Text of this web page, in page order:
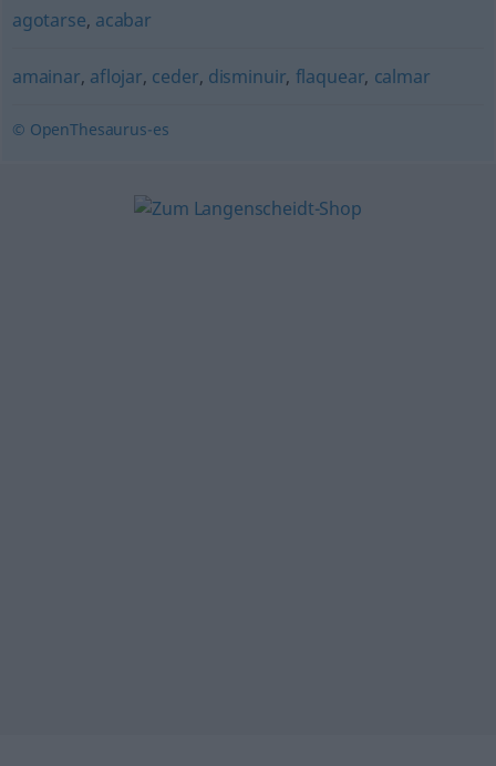
agotarse, acabar
amainar, aflojar, ceder, disminuir, flaquear, calmar
© OpenThesaurus-es